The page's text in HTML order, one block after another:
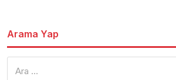
Arama Yap